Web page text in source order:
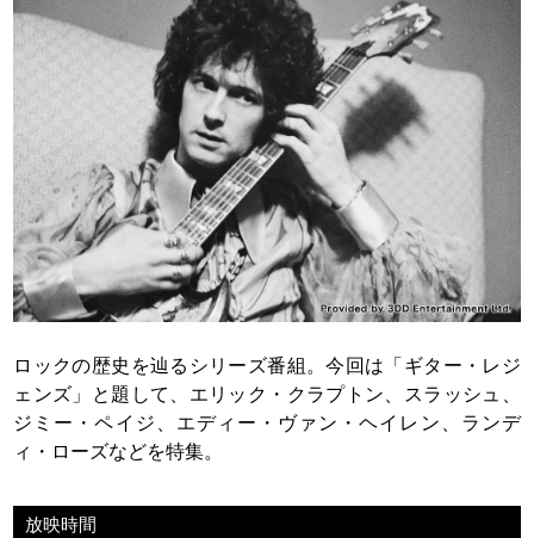
ロックの歴史を辿るシリーズ番組。今回は「ギター・レジ
ェンズ」と題して、エリック・クラプトン、スラッシュ、
ジミー・ペイジ、エディー・ヴァン・ヘイレン、ランデ
ィ・ローズなどを特集。
放映時間